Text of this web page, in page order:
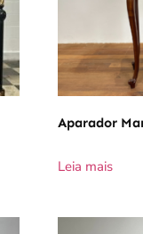
Aparador
Leia mais